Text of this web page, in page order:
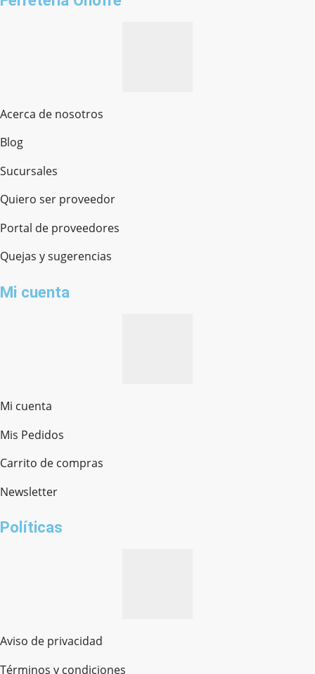
Acerca de nosotros
Blog
Sucursales
Quiero ser proveedor
Portal de proveedores
Quejas y sugerencias
Mi cuenta
Mi cuenta
Mis Pedidos
Carrito de compras
Newsletter
Políticas
Aviso de privacidad
Términos y condiciones